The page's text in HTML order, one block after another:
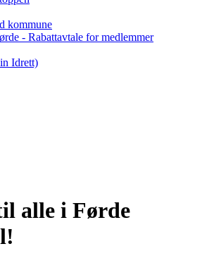
kommune
- Rabattavtale for medlemmer
Idrett)
alle i Førde